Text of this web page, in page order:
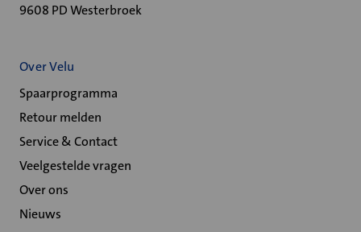
9608 PD Westerbroek
Over Velu
Spaarprogramma
Retour melden
Service & Contact
Veelgestelde vragen
Over ons
Nieuws